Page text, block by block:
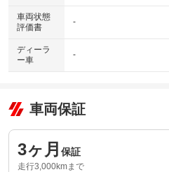
車両状態
評価書
-
ディーラ
ー車
-
車両保証
3ヶ月 保証
走行3,000kmまで